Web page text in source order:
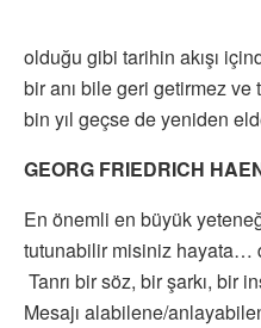
olduğu gibi tarihin akışı
bir anı bile geri getirmez
bin yıl geçse de yeniden
GEORG FRIEDRICH
En önemli en büyük
tutunabilir misiniz hayata…
Tanrı bir söz, bir şarkı, bir
Mesajı alabilene/